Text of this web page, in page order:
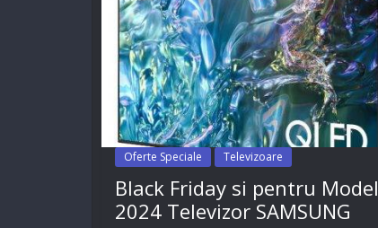
Oferte Speciale Televizoare
Black Friday si pentru Model
2024 Televizor SAMSUNG